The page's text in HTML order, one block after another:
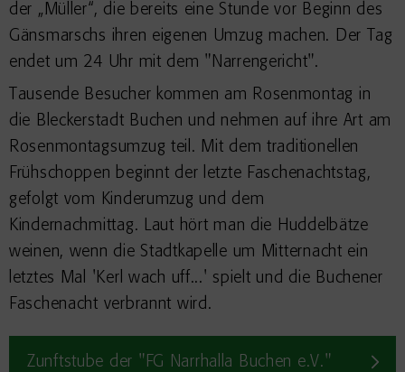
der „Müller“, die bereits eine Stunde vor Beginn des
Gänsmarschs ihren eigenen Umzug machen. Der Tag
endet um 24 Uhr mit dem "Narrengericht".
Tausende Besucher kommen am Rosenmontag in
die Bleckerstadt Buchen und nehmen auf ihre Art am
Rosenmontagsumzug teil. Mit dem traditionellen
Frühschoppen beginnt der letzte Faschenachtstag,
gefolgt vom Kinderumzug und dem
Kindernachmittag. Laut hört man die Huddelbätze
weinen, wenn die Stadtkapelle um Mitternacht ein
letztes Mal 'Kerl wach uff...' spielt und die Buchener
Faschenacht verbrannt wird.
Zunftstube der "FG Narrhalla Buchen e.V."